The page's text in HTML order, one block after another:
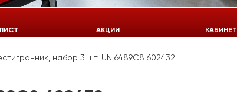
924-55-33
АКЦИИ КАБИНЕТ
набор 3 шт. UN 6489C8 602432